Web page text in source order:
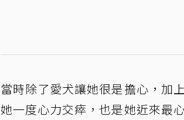
當時除了愛犬讓她很是擔心，加
她一度心力交瘁，也是她近來最